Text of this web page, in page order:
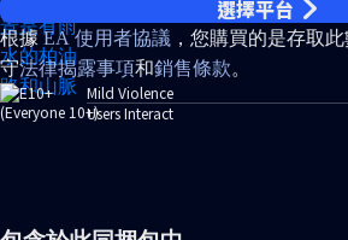
選擇平台
根據 EA 使用者協議 ，您購買的是存取
守法律揭露事項和銷售條款。
Mild Violence
Users Interact